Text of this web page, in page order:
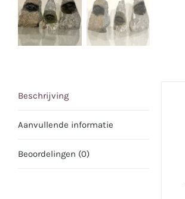
Beschrijving
Aanvullende informatie
Beoordelingen (0)